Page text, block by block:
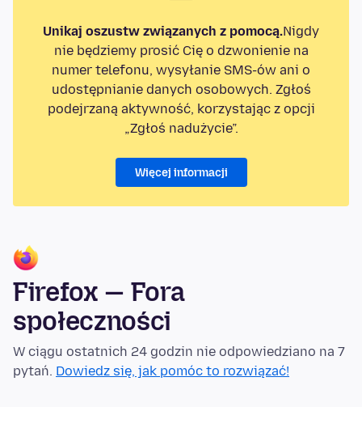
Unikaj oszustw związanych z pomocą.Nigdy
nie będziemy prosić Cię o dzwonienie na
numer telefonu, wysyłanie SMS-ów ani o
udostępnianie danych osobowych. Zgłoś
podejrzaną aktywność, korzystając z opcji
„Zgłoś nadużycie”.
Więcej informacji
Firefox — Fora
społeczności
W ciągu ostatnich 24 godzin nie odpowiedziano na 7
pytań. Dowiedz się, jak pomóc to rozwiązać!